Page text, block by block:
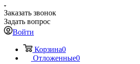
Заказать звонок
Задать вопрос
Войти
Корзина0
Отложенные0